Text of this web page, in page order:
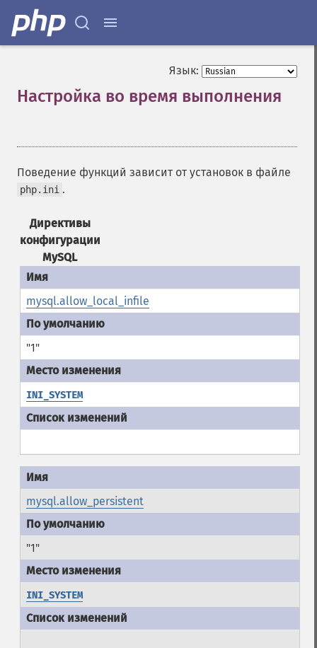
Язык:
Настройка во время выполнения
Поведение функций зависит от установок в файле
php.ini .
Директивы
конфигурации
MySQL
mysql.allow_local_infile
"1"
INI_SYSTEM
mysql.allow_persistent
"1"
INI_SYSTEM